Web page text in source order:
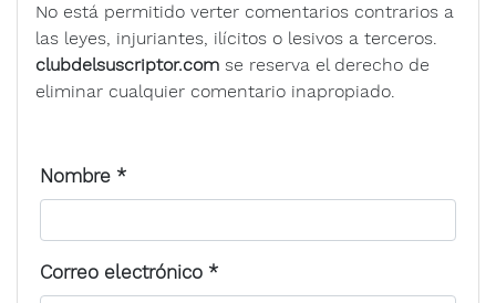
No está permitido verter comentarios contrarios a
las leyes, injuriantes, ilícitos o lesivos a terceros.
clubdelsuscriptor.com se reserva el derecho de
eliminar cualquier comentario inapropiado.
Nombre *
Correo electrónico *